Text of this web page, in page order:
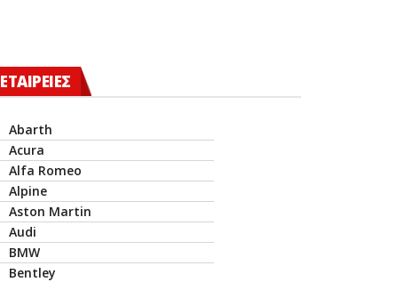
ΕΤΑΙΡΕΙΕΣ
Abarth
Acura
Alfa Romeo
Alpine
Aston Martin
Audi
BMW
Bentley